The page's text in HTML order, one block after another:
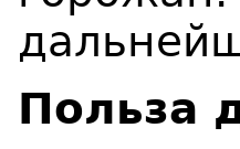
Польза